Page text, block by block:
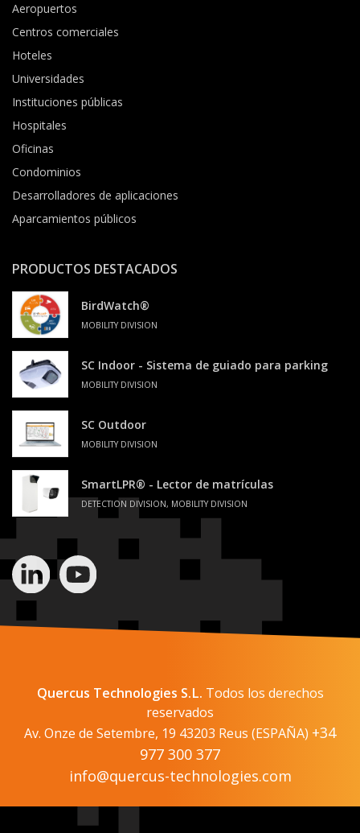
Aeropuertos
Centros comerciales
Hoteles
Universidades
Instituciones públicas
Hospitales
Oficinas
Condominios
Desarrolladores de aplicaciones
Aparcamientos públicos
PRODUCTOS DESTACADOS
BirdWatch®
MOBILITY DIVISION
SC Indoor - Sistema de guiado para parking
MOBILITY DIVISION
SC Outdoor
MOBILITY DIVISION
SmartLPR® - Lector de matrículas
DETECTION DIVISION, MOBILITY DIVISION
Quercus Technologies S.L. Todos los derechos
reservados
Av. Onze de Setembre, 19 43203 Reus (ESPAÑA) +34
977 300 377
info@quercus-technologies.com